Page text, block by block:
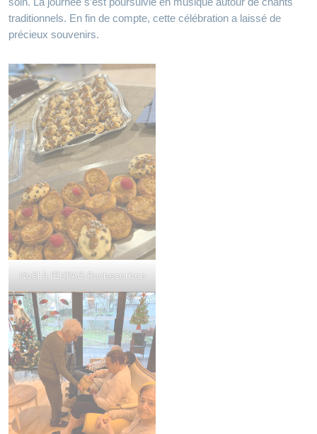
traditionnels. En fin de compte, cette célébration a laissé de
précieux souvenirs.
Noël à l’EHPAD Rochecorbon